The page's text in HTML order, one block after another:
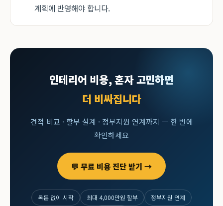
계획에 반영해야 합니다.
인테리어 비용, 혼자 고민하면
더 비싸집니다
견적 비교 · 할부 설계 · 정부지원 연계까지 — 한 번에
확인하세요
💬 무료 비용 진단 받기 →
목돈 없이 시작 최대 4,000만원 할부
정부지원 연계